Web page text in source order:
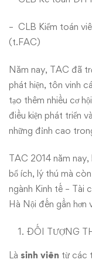
– CLB Kiểm toán
(t.FAC)
Năm nay, TAC đã
phát hiện, tôn vinh
tạo thêm nhiều cơ
điều kiện phát triển
những đỉnh cao
TAC 2014 năm nay,
bổ ích, lý thú mà
ngành Kinh tế – Tài
Hà Nội đến gần hơn
ĐỐI TƯỢNG
Là sinh viên từ các